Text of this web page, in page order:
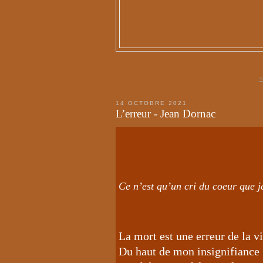
14 OCTOBRE 2021
L’erreur - Jean Dornac
Ce n’est qu’un cri du coeur
La mort est une erreur de la
Du haut de mon insignifiance